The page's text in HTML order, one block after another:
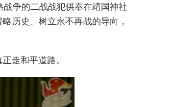
争的二战战犯供奉在靖国神社
历史、树立永不再战的导向，
走和平道路。